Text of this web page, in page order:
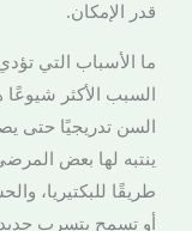
قدر الإمكان.
ما الأسباب التي
السبب الأكثر
السن تدريجيًا حتى
ينتبه لها بعض
طريقًا للبكتيريا،
أو تسمح بتسرب